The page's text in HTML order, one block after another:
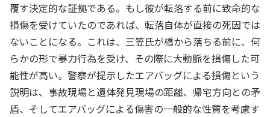
覆す決定的な証拠である。もし彼が転落する前に致命的な
損傷を受けていたのであれば、転落自体が直接の死因では
ないことになる。これは、三笠氏が橋から落ちる前に、何
らかの形で暴力行為を受け、その際に大動脈を損傷した可
能性が高い。警察が提示したエアバッグによる損傷という
説明は、事故現場と遺体発見現場の距離、帰宅方向との矛
盾、そしてエアバッグによる傷害の一般的な性質を考慮す